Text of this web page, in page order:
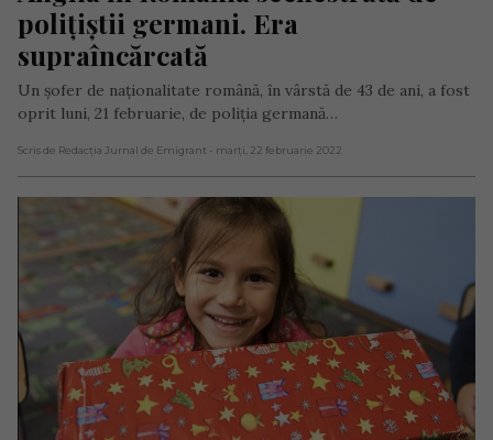
polițiștii germani. Era
supraîncărcată
Un șofer de naționalitate română, în vârstă de 43 de ani, a fost
oprit luni, 21 februarie, de poliția germană…
Scris de Redacția Jurnal de Emigrant - marți, 22 februarie 2022